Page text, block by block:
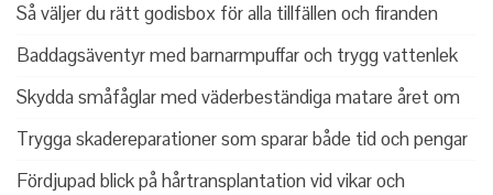
Så väljer du rätt godisbox för alla tillfällen och firanden
Baddagsäventyr med barnarmpuffar och trygg vattenlek
Skydda småfåglar med väderbeständiga matare året om
Trygga skadereparationer som sparar både tid och pengar
Fördjupad blick på hårtransplantation vid vikar och